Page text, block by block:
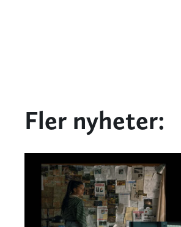
Fler nyheter: